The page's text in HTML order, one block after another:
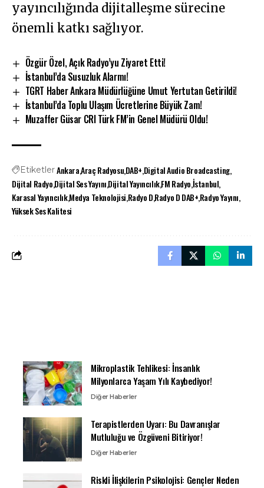
yayıncılığında dijitalleşme sürecine
önemli katkı sağlıyor.
Özgür Özel, Açık Radyo’yu Ziyaret Etti!
İstanbul’da Susuzluk Alarmı!
TGRT Haber Ankara Müdürlüğüne Umut Yertutan Getirildi!
İstanbul’da Toplu Ulaşım Ücretlerine Büyük Zam!
Muzaffer Güsar CRI Türk FM’in Genel Müdürü Oldu!
EtiketlerAnkaraAraç RadyosuDAB+Digital Audio Broadcasting
Dijital RadyoDijital Ses YayınıDijital YayıncılıkFM Radyoİstanbul
Karasal YayıncılıkMedya TeknolojisiRadyo DRadyo D DAB+Radyo Yayını
Yüksek Ses Kalitesi
Mikroplastik Tehlikesi: İnsanlık
Milyonlarca Yaşam Yılı Kaybediyor!
Diğer Haberler
Terapistlerden Uyarı: Bu Davranışlar
Mutluluğu ve Özgüveni Bitiriyor!
Diğer Haberler
Riskli İlişkilerin Psikolojisi: Gençler Neden